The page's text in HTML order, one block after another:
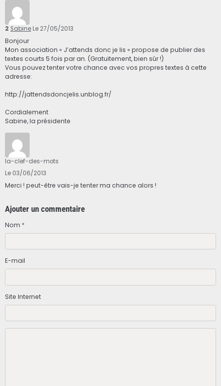
2 Sabine Le 27/05/2013
Bonjour
Mon association « J’attends donc je lis » propose de publier des
textes courts 5 fois par an. (Gratuitement, bien sûr !)
Vous pouvez tenter votre chance avec vos propres textes à cette
adresse:
http://jattendsdoncjelis.unblog.fr/
Cordialement
Sabine, la présidente
la-clef-des-mots
Le 03/06/2013
Merci ! peut-être vais-je tenter ma chance alors !
Ajouter un commentaire
Nom
E-mail
Site Internet